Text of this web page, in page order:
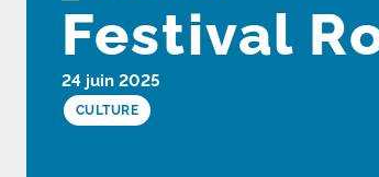
Festival
24 juin 2025
CULTURE